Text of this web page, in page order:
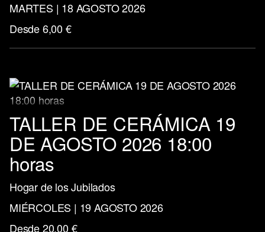
MARTES | 18 AGOSTO 2026
Desde 6,00 €
TALLER DE CERÁMICA 19
DE AGOSTO 2026 18:00
horas
Hogar de los Jubilados
MIÉRCOLES | 19 AGOSTO 2026
Desde 20,00 €